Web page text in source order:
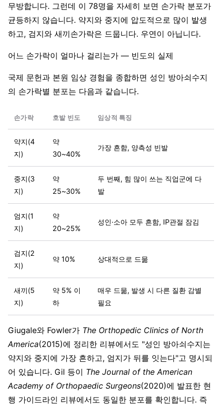
무방합니다. 그런데 이 78명을 자세히 보면 손가락 분포가
균등하지 않습니다. 약지와 중지에 압도적으로 많이 발생
하고, 검지와 새끼손가락은 드뭅니다. 우연이 아닙니다.
어느 손가락이 얼마나 걸리는가 — 빈도의 실제
국제 문헌과 본원 임상 경험을 종합하면 성인 방아쇠수지
의 손가락별 분포는 다음과 같습니다.
손가락 호발 빈도 임상적 특징
약지(4
지)
약
30~40%
가장 흔함, 양측성 빈발
중지(3
지)
약
25~30%
두 번째, 힘 많이 쓰는 직업군에 다
발
엄지(1
지)
약
20~25%
성인·소아 모두 흔함, IP관절 잠김
검지(2
지)
약 10% 상대적으로 드묾
새끼(5
지)
약 5% 이
하
매우 드묾, 발생 시 다른 질환 감별
필요
Giugale와 Fowler가 The Orthopedic Clinics of North
America(2015)에 정리한 리뷰에서도 "성인 방아쇠수지는
약지와 중지에 가장 흔하고, 엄지가 뒤를 잇는다"고 명시되
어 있습니다. Gil 등이 The Journal of the American
Academy of Orthopaedic Surgeons(2020)에 발표한 현
행 가이드라인 리뷰에서도 동일한 분포를 확인합니다. 즉